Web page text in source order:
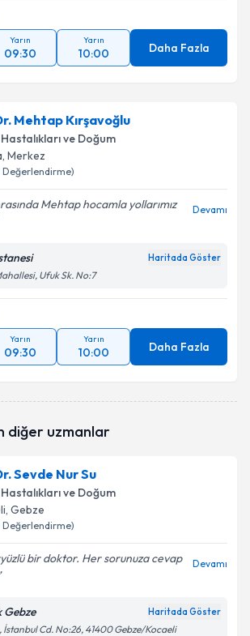
Yarın
09:30
Yarın
10:00 Daha Fazla
Mehtap Kırşavoğlu
Hastalıkları ve Doğum
, Merkez
Değerlendirme)
Mehtap hocamla yollarımız
Devamı
Haritada Göster
Ufuk Sk. No:7
Yarın
09:30
Yarın
10:00 Daha Fazla
diğer uzmanlar
Sevde Nur Su
Hastalıkları ve Doğum
, Gebze
Değerlendirme)
bir doktor. Her sorunuza cevap
Devamı
Gebze Haritada Göster
İstanbul Cd. No:26, 41400 Gebze/Kocaeli